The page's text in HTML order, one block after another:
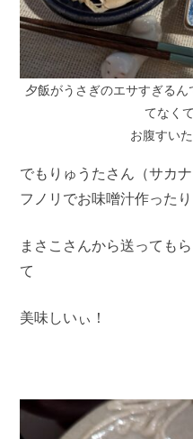
夕飯がうさぎのエサすぎる
てなく
お腹すい
でもりゅうたさん（サカ
フノリでお味噌汁作ったり
まさこさんから送っても
て
美味しいぃ！